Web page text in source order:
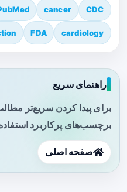
CDC
cancer
cardiology
FDA
راهنمای سریع
برای پیدا کردن سریع‌تر
برچسب‌های پرکاربرد
صفحه اصلی